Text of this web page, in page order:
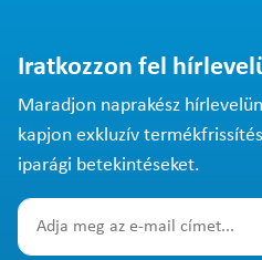
Iratkozzon fel
Maradjon naprakész
kapjon exkluzív
iparági betekintéseket.